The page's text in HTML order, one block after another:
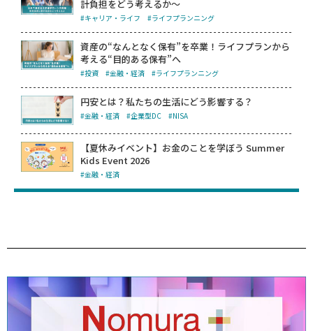
計負担をどう考えるか～
#キャリア・ライフ #ライフプランニング
資産の“なんとなく保有”を卒業！ライフプランから
考える“目的ある保有”へ
#投資 #金融・経済 #ライフプランニング
円安とは？私たちの生活にどう影響する？
#金融・経済 #企業型DC #NISA
【夏休みイベント】お金のことを学ぼう Summer
Kids Event 2026
#金融・経済